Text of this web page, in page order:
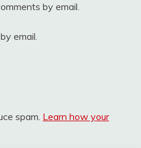
by email.
email.
spam. Learn how your